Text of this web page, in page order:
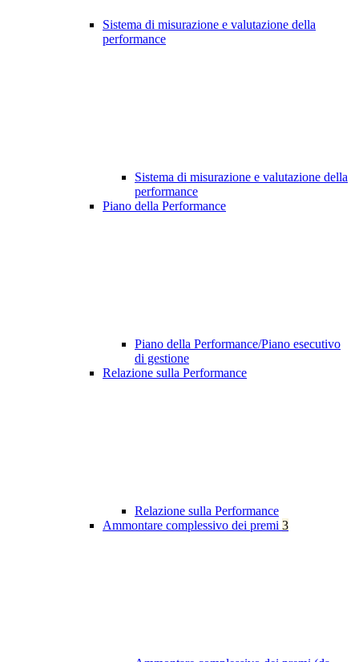
Sistema di misurazione e valutazione della
performance
Sistema di misurazione e valutazione della
performance
Piano della Performance
Piano della Performance/Piano esecutivo
di gestione
Relazione sulla Performance
Relazione sulla Performance
Ammontare complessivo dei premi 3